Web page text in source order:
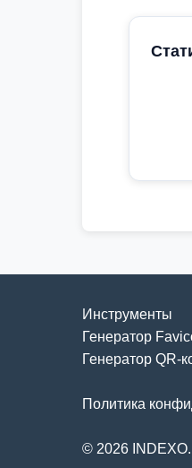
Инструменты
Генератор
Генератор QR-
Политика
© 2026